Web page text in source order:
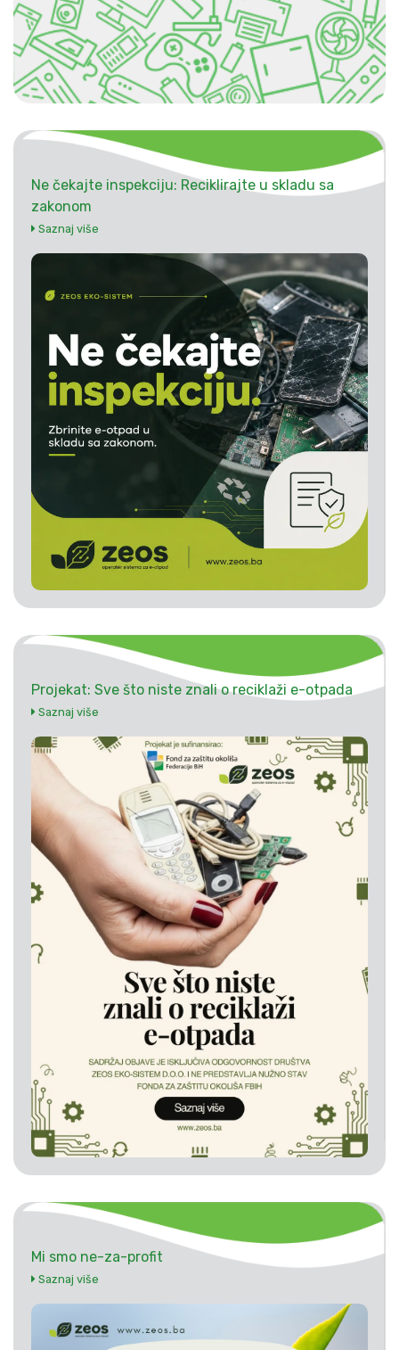
Ne čekajte inspekciju: Reciklirajte u skladu sa
zakonom
Saznaj više
Projekat: Sve što niste znali o reciklaži e-otpada
Saznaj više
Mi smo ne-za-profit
Saznaj više